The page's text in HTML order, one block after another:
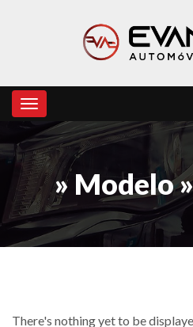
Toggle navigation
» Modelo
There's nothing yet to be